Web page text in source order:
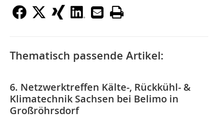
Thematisch passende Artikel:
6. Netzwerktreffen Kälte-, Rückkühl- &
Klimatechnik Sachsen bei Belimo in
Großröhrsdorf